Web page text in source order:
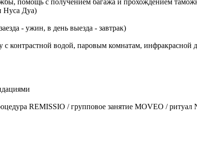
Нуса Дуа)
- ужин, в день выезда - завтрак)
с контрастной водой, паровым комнатам, инфракрасной
REMISSIO / групповое занятие MOVEO / ритуал